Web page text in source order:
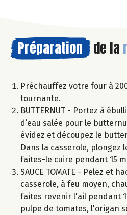
Préparation de la
Préchauffez votre four à
tournante.
BUTTERNUT - Portez à
d’eau salée pour le
évidez et découpez le
Dans la casserole, plongez
faites-le cuire pendant 15
SAUCE TOMATE - Pelez et
casserole, à feu moyen,
faites revenir l'ail pendant
pulpe de tomates, l'origan